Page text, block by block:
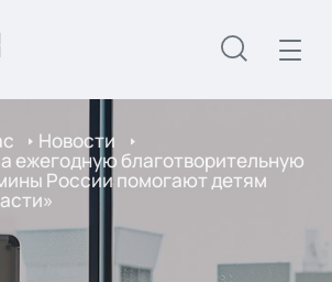
Новости
ежегодную благотворительную
России помогают детям